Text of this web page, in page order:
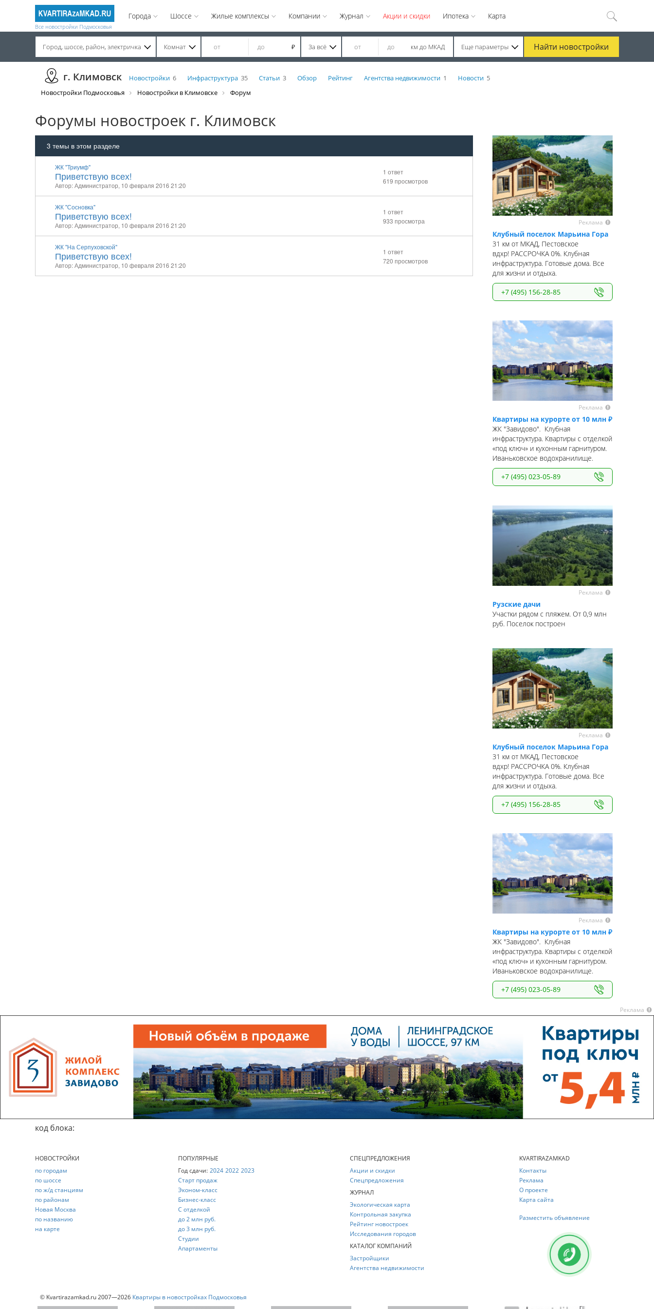
Все новостройки Подмосковья
Города Шоссе Жилые комплексы Компании Журнал Акции и скидки Ипотека Карта
Город, шоссе, район, электричка Комнат ₽ За всё км до МКАД Еще параметры Найти новостройки
г. Климовск Новостройки 6 Инфраструктура 35 Статьи 3 Обзор Рейтинг Агентства недвижимости 1 Новости 5
Новостройки Подмосковья
Новостройки в Климовске Форум
Форумы новостроек г. Климовск
3 темы в этом разделе
ЖК "Триумф"
Приветствую всех!
Автор: Администратор, 10 февраля 2016 21:20
1 ответ
619 просмотров
ЖК "Сосновка"
Приветствую всех!
Автор: Администратор, 10 февраля 2016 21:20
1 ответ
933 просмотра
ЖК "На Серпуховской"
Приветствую всех!
Автор: Администратор, 10 февраля 2016 21:20
1 ответ
720 просмотров
Реклама
Клубный поселок Марьина Гора
31 км от МКАД, Пестовское
вдхр! РАССРОЧКА 0%. Клубная
инфраструктура. Готовые дома. Все
для жизни и отдыха.
+7 (495) 156-28-85
Реклама
Квартиры на курорте от 10 млн ₽
ЖК "Завидово". Клубная
инфраструктура. Квартиры с отделкой
«под ключ» и кухонным гарнитуром.
Иваньковское водохранилище.
+7 (495) 023-05-89
Реклама
Рузские дачи
Участки рядом с пляжем. От 0,9 млн
руб. Поселок построен
Реклама
Клубный поселок Марьина Гора
31 км от МКАД, Пестовское
вдхр! РАССРОЧКА 0%. Клубная
инфраструктура. Готовые дома. Все
для жизни и отдыха.
+7 (495) 156-28-85
Реклама
Квартиры на курорте от 10 млн ₽
ЖК "Завидово". Клубная
инфраструктура. Квартиры с отделкой
«под ключ» и кухонным гарнитуром.
Иваньковское водохранилище.
+7 (495) 023-05-89
Реклама
код блока:
НОВОСТРОЙКИ
по городам
по шоссе
по ж/д станциям
по районам
Новая Москва
по названию
на карте
ПОПУЛЯРНЫЕ
Год сдачи: 2024 2022 2023
Старт продаж
Эконом-класс
Бизнес-класс
С отделкой
до 2 млн руб.
до 3 млн руб.
Студии
Апартаменты
СПЕЦПРЕДЛОЖЕНИЯ
Акции и скидки
Спецпредложения
ЖУРНАЛ
Экологическая карта
Контрольная закупка
Рейтинг новостроек
Исследования городов
КАТАЛОГ КОМПАНИЙ
Застройщики
Агентства недвижимости
KVARTIRAZAMKAD
Контакты
Реклама
О проекте
Карта сайта
Разместить объявление
© Kvartirazamkad.ru 2007—2026 Квартиры в новостройках Подмосковья